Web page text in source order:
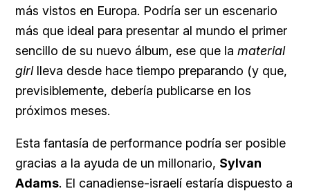
más vistos en Europa. Podría ser un escenario
más que ideal para presentar al mundo el primer
sencillo de su nuevo álbum, ese que la material
girllleva desde hace tiempo preparando (y que,
previsiblemente, debería publicarse en los
próximos meses.
Esta fantasía de performance podría ser posible
gracias a la ayuda de un millonario, Sylvan
Adams. El canadiense-israelí estaría dispuesto a